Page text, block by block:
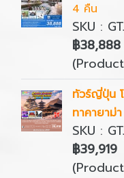
4 คืน
SKU :
฿38,888
ทัวร์ญี่ปุ่น โ
ทาคายาม่
SKU :
฿39,919